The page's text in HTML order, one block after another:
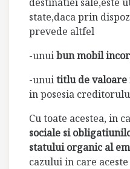
state,daca prin
prevede altfel
-unuibun mobil
-unuititlu de valoare
in posesia
Cu toate acestea, in
sociale si
statului organic al
cazului in care